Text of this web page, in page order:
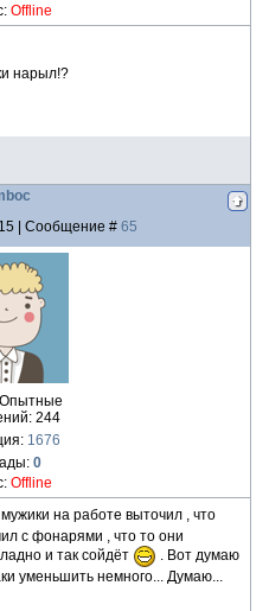
Offline
нарыл!?
| Сообщение # 65
Опытные
244
1676
0
Offline
мужики на работе выточил , что
с фонарями , что то они
и так сойдёт
. Вот думаю
уменьшить немного... Думаю...